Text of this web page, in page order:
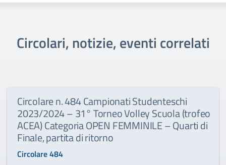
Circolari, notizie, eventi correlati
Circolare n. 484 Campionati Studenteschi
2023/2024 – 31° Torneo Volley Scuola (trofeo
ACEA) Categoria OPEN FEMMINILE – Quarti di
Finale, partita di ritorno
Circolare 484